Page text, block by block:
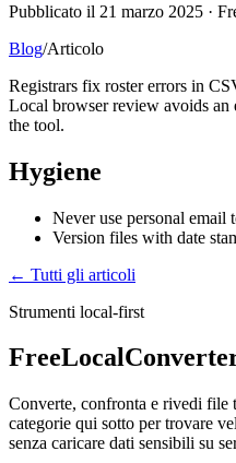
Pubblicato il 21 marzo 2025 ·
Blog/Articolo
Registrars fix roster errors in
Local browser review avoids
the tool.
Hygiene
Never use personal email
Version files with date
← Tutti gli articoli
Strumenti local-first
Converte, confronta e rivedi file
categorie qui sotto per trovare
senza caricare dati sensibili su